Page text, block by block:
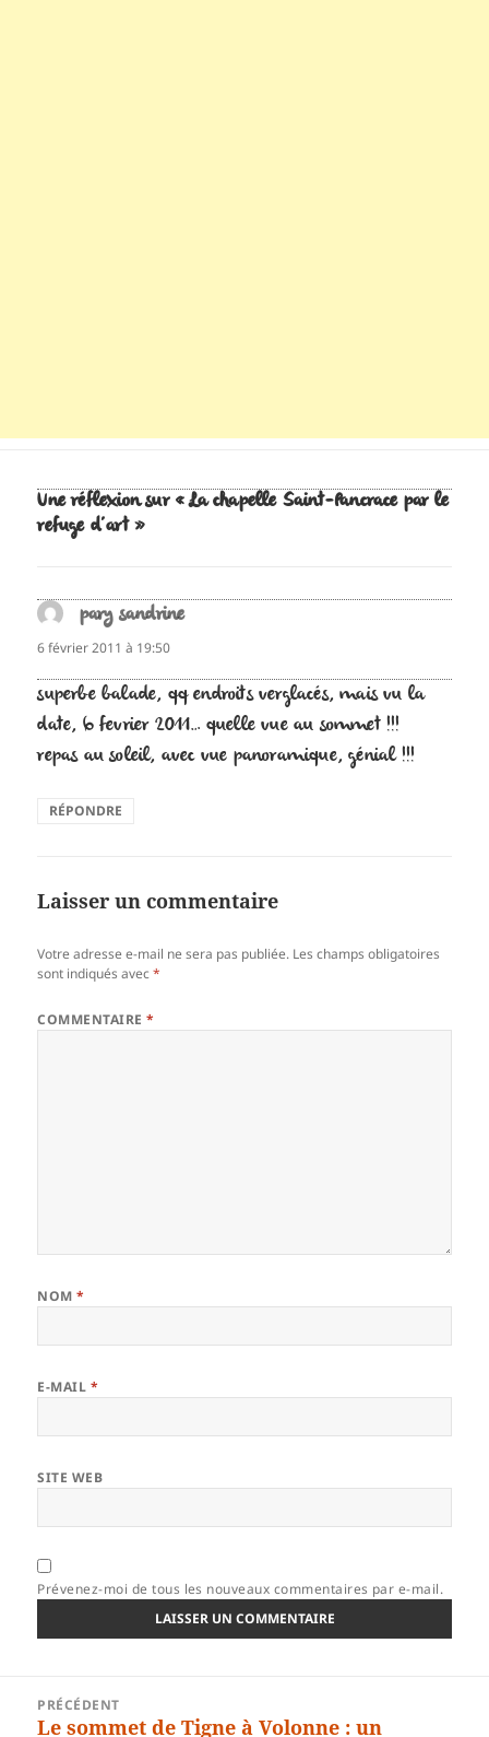
Une réflexion sur « La chapelle Saint-Pancrace par le
refuge d’art »
pary sandrinedit :
6 février 2011 à 19:50
superbe balade, qq endroits verglacés, mais vu la
date, 6 fevrier 2011… quelle vue au sommet !!!
repas au soleil, avec vue panoramique, génial !!!
RÉPONDRE
Laisser un commentaire
Votre adresse e-mail ne sera pas publiée. Les champs obligatoires
sont indiqués avec*
COMMENTAIRE*
NOM*
E-MAIL *
SITE WEB
Prévenez-moi de tous les nouveaux commentaires par e-mail.
PRÉCÉDENT
Article
Le sommet de Tigne à Volonne : un